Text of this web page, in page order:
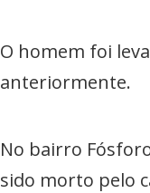
O homem foi
anteriormente.
No bairro
sido morto pelo